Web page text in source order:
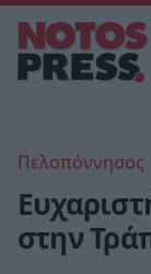
Πελοπόννησος
στην